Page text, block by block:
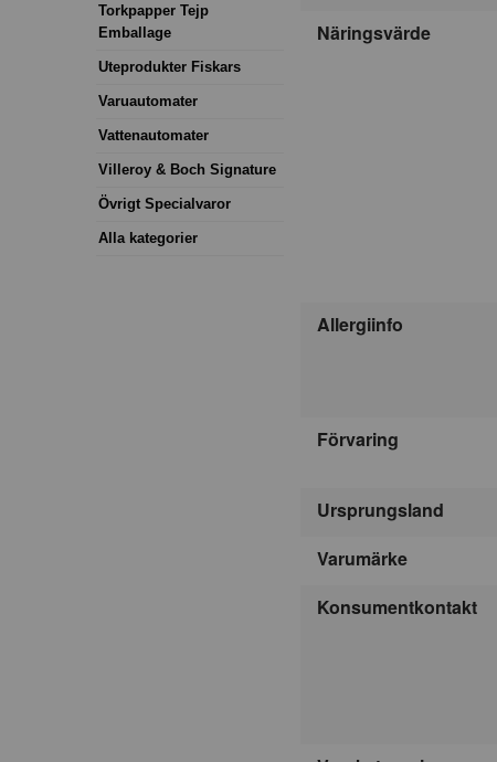
Torkpapper Tejp
Emballage
Uteprodukter Fiskars
Varuautomater
Vattenautomater
Villeroy & Boch Signature
Övrigt Specialvaror
Alla kategorier
Näringsvärde
Allergiinfo
Förvaring
Ursprungsland
Varumärke
Konsumentkontakt